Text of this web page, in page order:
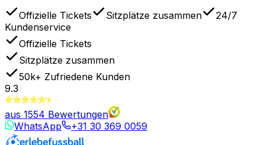
Offizielle Tickets Sitzplätze zusammen
24/7
Kundenservice
Offizielle Tickets
Sitzplätze zusammen
50k+ Zufriedene Kunden
9.3
aus 1554 Bewertungen
WhatsApp
+31 30 369 0059